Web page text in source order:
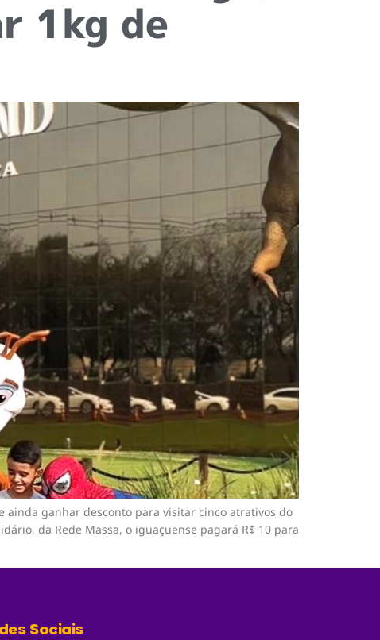
1kg de
ainda ganhar desconto para visitar cinco atrativos do
da Rede Massa, o iguaçuense pagará R$ 10 para
Sociais